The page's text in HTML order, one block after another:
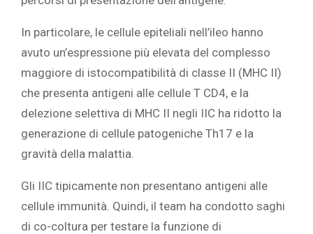
In particolare, le cellule epiteliali nell’ileo hanno
avuto un’espressione più elevata del complesso
maggiore di istocompatibilità di classe II (MHC II)
che presenta antigeni alle cellule T CD4, e la
delezione selettiva di MHC II negli IIC ha ridotto la
generazione di cellule patogeniche Th17 e la
gravità della malattia.
Gli IIC tipicamente non presentano antigeni alle
cellule immunità. Quindi, il team ha condotto saghi
di co-coltura per testare la funzione di